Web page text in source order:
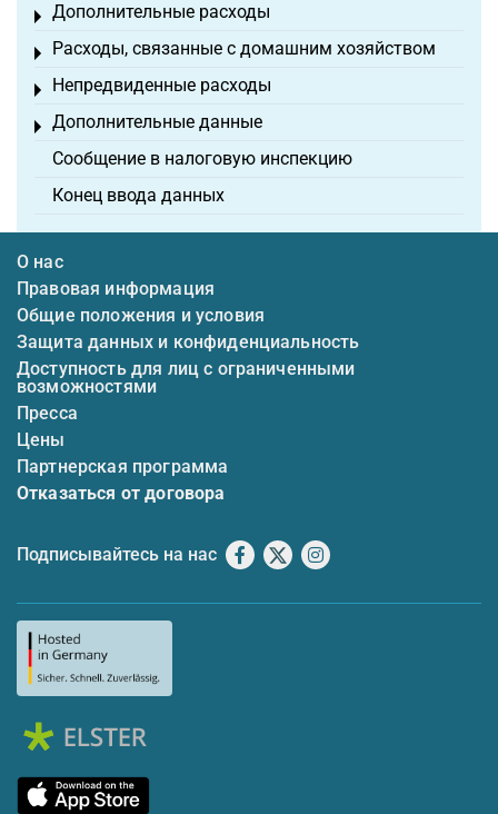
Дополнительные расходы
Toggle menu
Расходы, связанные с домашним хозяйством
Toggle menu
Непредвиденные расходы
Toggle menu
Дополнительные данные
Toggle menu
Сообщение в налоговую инспекцию
Конец ввода данных
О нас
Правовая информация
Общие положения и условия
Защита данных и конфиденциальность
Доступность для лиц с ограниченными
возможностями
Пресса
Цены
Партнерская программа
Отказаться от договора
Подписывайтесь на нас Facebook
X Instagram